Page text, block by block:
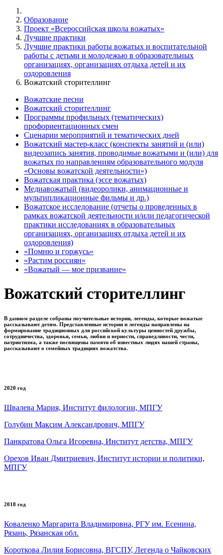
Образование
Проект «Всероссийская школа вожатых»
Лучшие практики
Лучшие практики работы вожатых и воспитательной
работы с детьми и молодежью в образовательных
организациях, организациях отдыха детей и их
оздоровления
Вожатский сторителлинг
Вожатские песни
Вожатский сторителлинг
Программы профильных (тематических)
профориентационных смен
Сценарии мероприятий и тематических дней
Вожатский мастер-класс (конспекты занятий и (или)
видеозапись занятия, проводимые вожатыми и (или) для
вожатых по направлениям образовательного модуля
«Основы вожатской деятельности»)
Вожатская практика (эссе вожатых)
Медиавожатый (видеоролики, анимационные и
мультипликационные фильмы и др.)
Вожатское исследование (отчеты о проведенных в
рамках вожатской деятельности и/или педагогической
практики исследованиях в образовательных
организациях, организациях отдыха детей и их
оздоровления)
«Помню и горжусь»
«Растим россиян»
«Вожатый — мое призвание»
Вожатский сторителлинг
В данном разделе собраны поучительные истории, легенды, которые вожатые
рассказывают детям. Представленные истории и легенды направлены на
формирование традиционных для российской культуры ценностей дружбы,
сотрудничества, здоровья, семьи, любви и верности, справедливости, чести,
патриотизма, а также посвящены памяти об известных людях нашей страны,
рассказывают о семейных традициях вожатства.
2020 год
Швалева Мария, Институт филологии, МПГУ
Голубин Максим Александрович, МПГУ
Панкратова Ольга Игоревна, Институт детства, МПГУ
Орехов Иван Дмитриевич, Институт истории и политики,
МПГУ
2018 год
Коваленко Маргарита Владимировна, РГУ им. Есенина,
Рязань, Рязанская обл.
Короткова Лилия Борисовна, ВГСПУ, Легенда о Чайковских